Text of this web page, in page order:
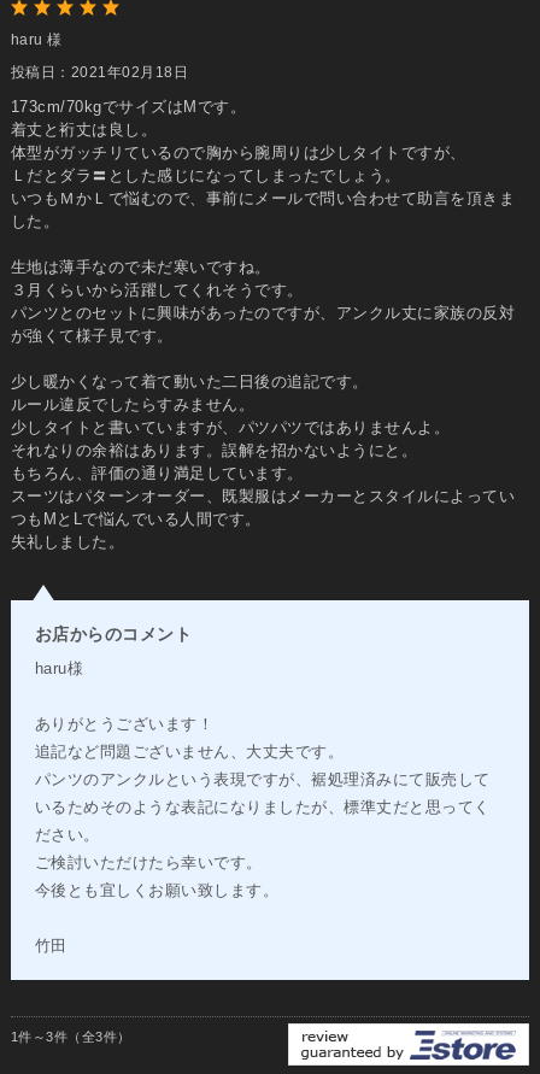
haru 様
投稿日：2021年02月18日
173cm/70kgでサイズはМです。
着丈と裄丈は良し。
体型がガッチリているので胸から腕周りは少しタイトですが、
Ｌだとダラ〓とした感じになってしまったでしょう。
いつもＭかＬで悩むので、事前にメールで問い合わせて助言を頂きま
した。
生地は薄手なので未だ寒いですね。
３月くらいから活躍してくれそうです。
パンツとのセットに興味があったのですが、アンクル丈に家族の反対
が強くて様子見です。
少し暖かくなって着て動いた二日後の追記です。
ルール違反でしたらすみません。
少しタイトと書いていますが、パツパツではありませんよ。
それなりの余裕はあります。誤解を招かないようにと。
もちろん、評価の通り満足しています。
スーツはパターンオーダー、既製服はメーカーとスタイルによってい
つもMとLで悩んでいる人間です。
失礼しました。
お店からのコメント
haru様
ありがとうございます！
追記など問題ございません、大丈夫です。
パンツのアンクルという表現ですが、裾処理済みにて販売して
いるためそのような表記になりましたが、標準丈だと思ってく
ださい。
ご検討いただけたら幸いです。
今後とも宜しくお願い致します。
竹田
1件～3件（全3件）